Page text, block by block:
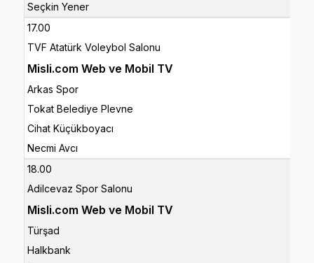
Seçkin Yener
17.00
TVF Atatürk Voleybol Salonu
Misli.com Web ve Mobil TV
Arkas Spor
Tokat Belediye Plevne
Cihat Küçükboyacı
Necmi Avcı
18.00
Adilcevaz Spor Salonu
Misli.com Web ve Mobil TV
Türşad
Halkbank